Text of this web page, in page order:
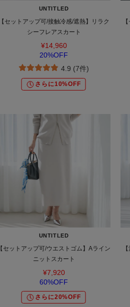
UNTITLED
【セットアップ可/接触冷感/遮熱】リラク
シーフレアスカート
¥14,960
20%OFF
4.9 (7件)
さらに10%OFF
UNTITLED
【セットアップ可/ウエストゴム】Aライン
ニットスカート
¥7,920
60%OFF
さらに20%OFF